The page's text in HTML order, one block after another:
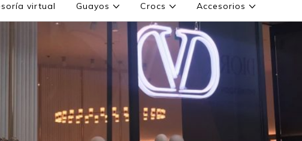
virtual Guayos Crocs Accesorios